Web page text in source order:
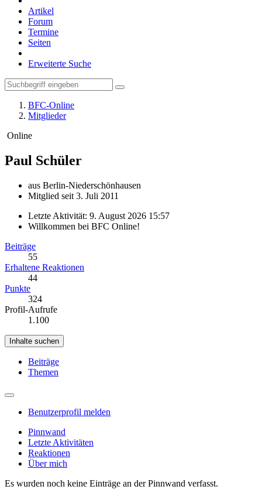
Artikel
Forum
Termine
Seiten
Erweiterte Suche
BFC-Online
Mitglieder
Online
Paul Schüler
aus Berlin-Niederschönhausen
Mitglied seit 3. Juli 2011
Letzte Aktivität: 9. August 2026 15:57
Willkommen bei BFC Online!
Beiträge
55
Erhaltene Reaktionen
44
Punkte
324
Profil-Aufrufe
1.100
Inhalte suchen
Beiträge
Themen
Benutzerprofil melden
Pinnwand
Letzte Aktivitäten
Reaktionen
Über mich
Es wurden noch keine Einträge an der Pinnwand verfasst.